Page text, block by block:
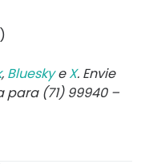
, BlueskyeX. Envie
(71) 99940 –